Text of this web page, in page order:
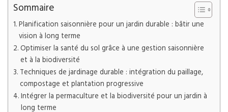
Sommaire
Planification saisonnière pour un jardin durable : bâtir une
vision à long terme
Optimiser la santé du sol grâce à une gestion saisonnière
et à la biodiversité
Techniques de jardinage durable : intégration du paillage,
compostage et plantation progressive
Intégrer la permaculture et la biodiversité pour un jardin à
long terme